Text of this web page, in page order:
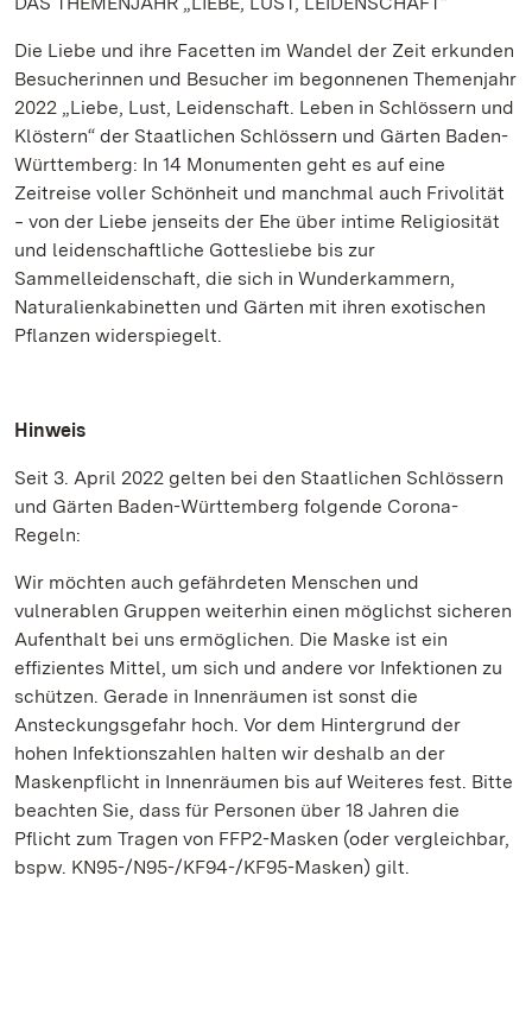
Die Liebe und ihre Facetten im Wandel der Zeit erkunden
Besucherinnen und Besucher im begonnenen Themenjahr
2022 „Liebe, Lust, Leidenschaft. Leben in Schlössern und
Klöstern“ der Staatlichen Schlössern und Gärten Baden-
Württemberg: In 14 Monumenten geht es auf eine
Zeitreise voller Schönheit und manchmal auch Frivolität
‒ von der Liebe jenseits der Ehe über intime Religiosität
und leidenschaftliche Gottesliebe bis zur
Sammelleidenschaft, die sich in Wunderkammern,
Naturalienkabinetten und Gärten mit ihren exotischen
Pflanzen widerspiegelt.
Hinweis
Seit 3. April 2022 gelten bei den Staatlichen Schlössern
und Gärten Baden-Württemberg folgende Corona-
Regeln:
Wir möchten auch gefährdeten Menschen und
vulnerablen Gruppen weiterhin einen möglichst sicheren
Aufenthalt bei uns ermöglichen. Die Maske ist ein
effizientes Mittel, um sich und andere vor Infektionen zu
schützen. Gerade in Innenräumen ist sonst die
Ansteckungsgefahr hoch. Vor dem Hintergrund der
hohen Infektionszahlen halten wir deshalb an der
Maskenpflicht in Innenräumen bis auf Weiteres fest. Bitte
beachten Sie, dass für Personen über 18 Jahren die
Pflicht zum Tragen von FFP2-Masken (oder vergleichbar,
bspw. KN95-/N95-/KF94-/KF95-Masken) gilt.